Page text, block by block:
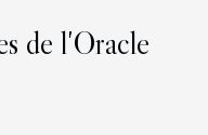
de l'Oracle